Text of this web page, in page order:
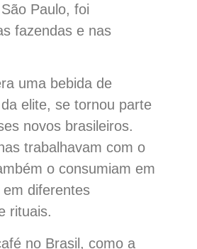
Paulo, foi
fazendas e nas
uma bebida de
elite, se tornou parte
novos brasileiros.
trabalhavam com o
o consumiam em
diferentes
rituais.
no Brasil, como a